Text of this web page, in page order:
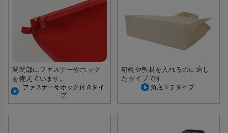
開閉部にファスナーやホック
を備えています。
ファスナーやホック付きタイ
プ
箱物や教材を入れるのに適し
たタイプです
角底マチタイプ